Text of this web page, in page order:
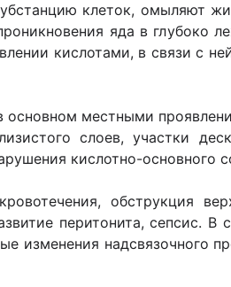
клеток, омыляют
яда в
кислотами, в связи с
основном местными
слоев, участки
кислотно-основного
обструкция
перитонита, сепсис.
изменения надсвязочного